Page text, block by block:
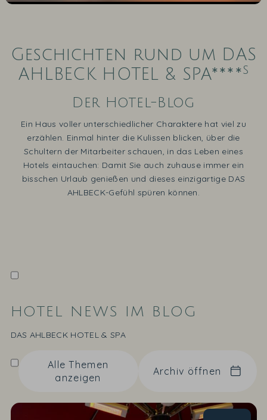
Geschichten rund um DAS
AHLBECK HOTEL & SPA****s
Der Hotel-Blog
Ein Haus voller unterschiedlicher Charaktere hat viel zu
erzählen. Einmal hinter die Kulissen blicken, über die
Schultern der Mitarbeiter schauen, in das Leben eines
Hotels eintauchen: Damit Sie auch zuhause immer ein
bisschen Urlaub genießen und dieses einzigartige DAS
AHLBECK-Gefühl spüren können.
HOTEL NEWS IM BLOG
DAS AHLBECK HOTEL & SPA
Alle Themen
anzeigen
Archiv öffnen